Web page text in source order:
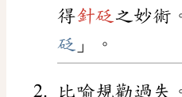
得針砭之妙術
砭 」。
比喻規勸過失